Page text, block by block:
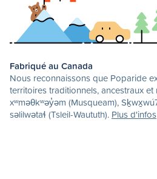
Fabriqué au Canada
Nous reconnaissons que Poparide
territoires traditionnels, ancestraux
xʷməθkʷəy̓əm (Musqueam),
səlilwətaɬ (Tsleil-Waututh). Plus d'infos